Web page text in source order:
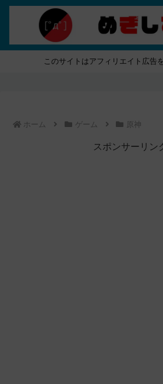
このサイトはアフィリエイト広告
ホーム ゲーム 原神
スポンサーリン